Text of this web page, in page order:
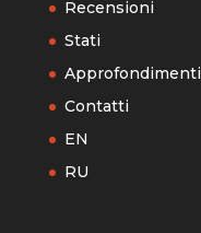
Recensioni
Stati
Approfondimenti
Contatti
EN
RU